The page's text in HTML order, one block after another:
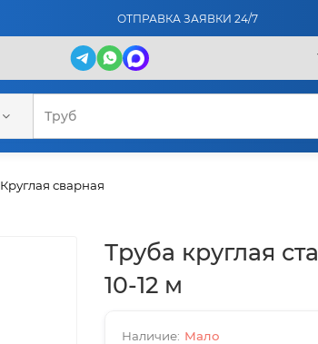
ОТПРАВКА ЗАЯВКИ 24/7
Круглая сварная
Труба круглая
10-12 м
Мало